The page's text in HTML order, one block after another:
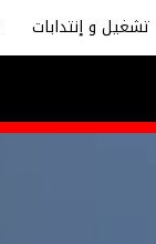
تشغيل و إنتدابات